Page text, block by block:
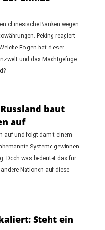
chinesische Banken wegen
Peking reagiert
Folgen hat dieser
und das Machtgefüge
baut
auf
auf und folgt damit einem
Systeme gewinnen
Doch was bedeutet das für
Nationen auf diese
Steht ein